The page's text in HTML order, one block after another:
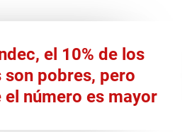
el 10% de los
son pobres, pero
el número es mayor